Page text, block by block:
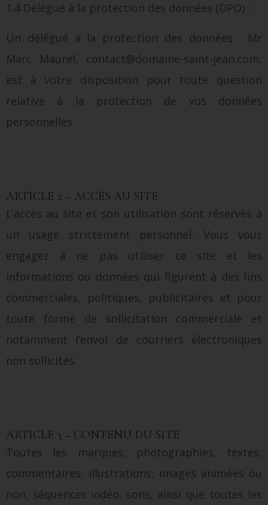
1.4 Délégué à la protection des données (DPO) :
Un délégué à la protection des données : Mr
Marc Maurel, contact@domaine-saint-jean.com,
est à votre disposition pour toute question
relative à la protection de vos données
personnelles.
ARTICLE 2 – ACCÈS AU SITE
L’accès au site et son utilisation sont réservés à
un usage strictement personnel. Vous vous
engagez à ne pas utiliser ce site et les
informations ou données qui figurent à des fins
commerciales, politiques, publicitaires et pour
toute forme de sollicitation commerciale et
notamment l’envoi de courriers électroniques
non sollicités.
ARTICLE 3 – CONTENU DU SITE
Toutes les marques, photographies, textes,
commentaires, illustrations, images animées ou
non, séquences vidéo, sons, ainsi que toutes les